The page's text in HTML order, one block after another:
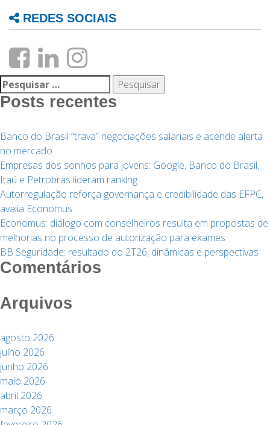
REDES SOCIAIS
Pesquisar
por:
Posts recentes
Banco do Brasil “trava” negociações salariais e acende alerta
no mercado
Empresas dos sonhos para jovens: Google, Banco do Brasil,
Itaú e Petrobras lideram ranking
Autorregulação reforça governança e credibilidade das EFPC,
avalia Economus
Economus: diálogo com conselheiros resulta em propostas de
melhorias no processo de autorização para exames
BB Seguridade: resultado do 2T26, dinâmicas e perspectivas
Comentários
Arquivos
agosto 2026
julho 2026
junho 2026
maio 2026
abril 2026
março 2026